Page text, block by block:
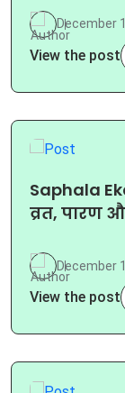
December
View the post
Saphala
व्रत, पारण
December
View the post